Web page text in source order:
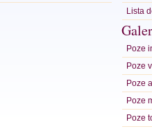
Lista
Poze
Poze
Poze
Poze
Poze